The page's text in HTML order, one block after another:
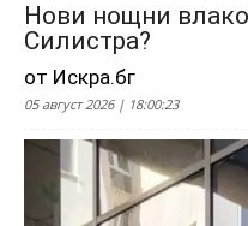
Нови нощни
Силистра?
от Искра.бг
05 август 2026 | 18:00:23